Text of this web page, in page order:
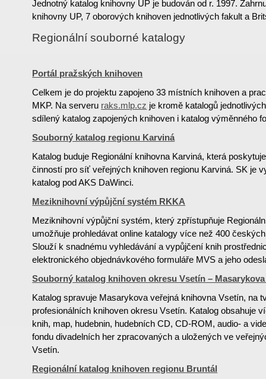
Jednotný katalog knihovny UP je budován od r. 1997.
knihovny UP, 7 oborových knihoven jednotlivých fakult a
Regionální souborné katalogy
Portál pražských knihoven
Celkem je do projektu zapojeno 33 místních knihoven a
MKP. Na serveru raks.mlp.cz je kromě katalogů
sdílený katalog zapojených knihoven i katalog výměnného
Souborný katalog regionu Karviná
Katalog buduje Regionální knihovna Karviná, která
činností pro síť veřejných knihoven regionu Karviná. SK je
katalog pod AKS DaWinci.
Meziknihovní výpůjční systém RKKA
Meziknihovní výpůjční systém, který zpřístupňuje
umožňuje prohledávat online katalogy více než 400
Slouží k snadnému vyhledávání a vypůjčení knih
elektronického objednávkového formuláře MVS a jeho
Souborný katalog knihoven okresu Vsetín –
Katalog spravuje Masarykova veřejná knihovna Vsetín, na
profesionálních knihoven okresu Vsetín. Katalog obsahuje
knih, map, hudebnin, hudebních CD, CD-ROM, audio- a
fondu divadelních her zpracovaných a uložených ve
Vsetín.
Regionální katalog knihoven regionu Bruntál